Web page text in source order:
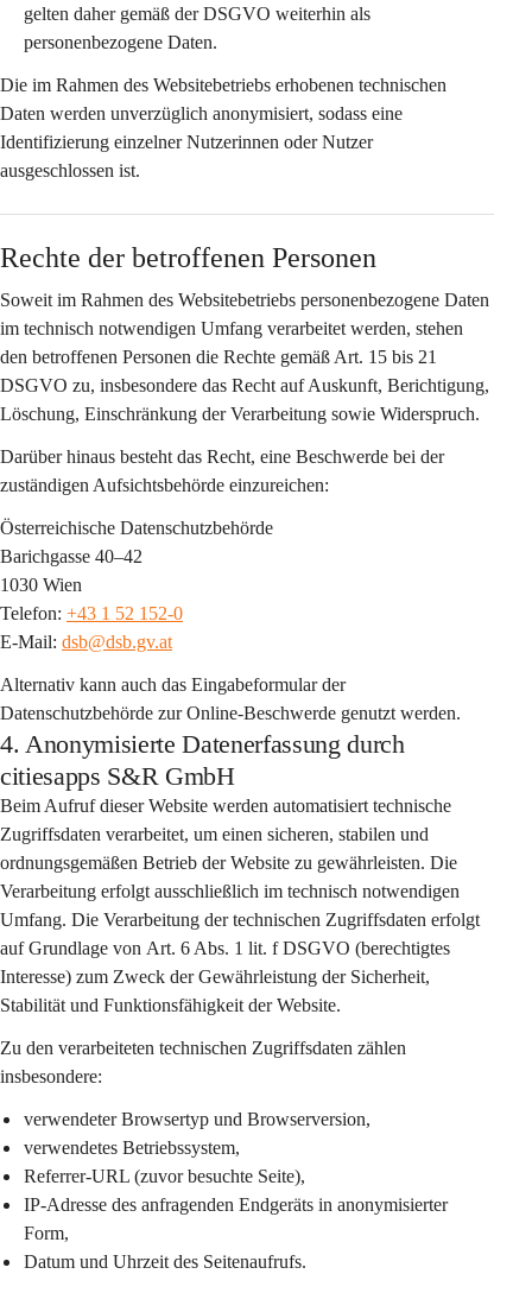
gelten daher gemäß der DSGVO weiterhin als
personenbezogene Daten.
Die im Rahmen des Websitebetriebs erhobenen technischen
Daten werden unverzüglich anonymisiert, sodass eine
Identifizierung einzelner Nutzerinnen oder Nutzer
ausgeschlossen ist.
Rechte der betroffenen Personen
Soweit im Rahmen des Websitebetriebs personenbezogene Daten
im technisch notwendigen Umfang verarbeitet werden, stehen
den betroffenen Personen die Rechte gemäß Art. 15 bis 21
DSGVO zu, insbesondere das Recht auf Auskunft, Berichtigung,
Löschung, Einschränkung der Verarbeitung sowie Widerspruch.
Darüber hinaus besteht das Recht, eine Beschwerde bei der
zuständigen Aufsichtsbehörde einzureichen:
Österreichische Datenschutzbehörde
Barichgasse 40–42
1030 Wien
Telefon: +43 1 52 152-0
E-Mail: dsb@dsb.gv.at
Alternativ kann auch das Eingabeformular der
Datenschutzbehörde zur Online-Beschwerde genutzt werden.
4. Anonymisierte Datenerfassung durch
citiesapps S&R GmbH
Beim Aufruf dieser Website werden automatisiert technische
Zugriffsdaten verarbeitet, um einen sicheren, stabilen und
ordnungsgemäßen Betrieb der Website zu gewährleisten. Die
Verarbeitung erfolgt ausschließlich im technisch notwendigen
Umfang. Die Verarbeitung der technischen Zugriffsdaten erfolgt
auf Grundlage von Art. 6 Abs. 1 lit. f DSGVO (berechtigtes
Interesse) zum Zweck der Gewährleistung der Sicherheit,
Stabilität und Funktionsfähigkeit der Website.
Zu den verarbeiteten technischen Zugriffsdaten zählen
insbesondere:
verwendeter Browsertyp und Browserversion,
verwendetes Betriebssystem,
Referrer-URL (zuvor besuchte Seite),
IP-Adresse des anfragenden Endgeräts in anonymisierter
Form,
Datum und Uhrzeit des Seitenaufrufs.